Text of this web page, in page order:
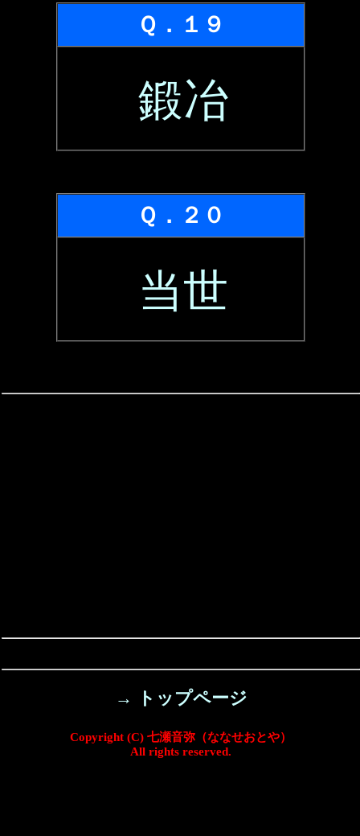
Ｑ．１９
鍛冶
Ｑ．２０
当世
→ トップページ
Copyright (C) 七瀬音弥（ななせおとや）
All rights reserved.